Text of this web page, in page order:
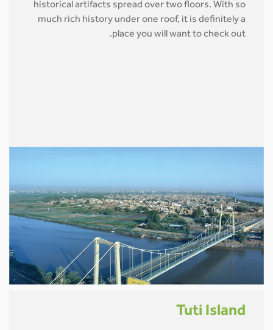
historical artifacts spread over two floors. With so
much rich history under one roof, it is definitely a
place you will want to check out.
Tuti Island